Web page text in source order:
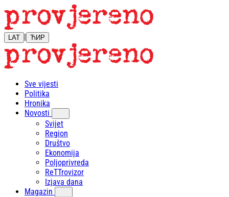
LAT | ЋИР
Sve vijesti
Politika
Hronika
Novosti
Svijet
Region
Društvo
Ekonomija
Poljoprivreda
ReTTrovizor
Izjava dana
Magazin